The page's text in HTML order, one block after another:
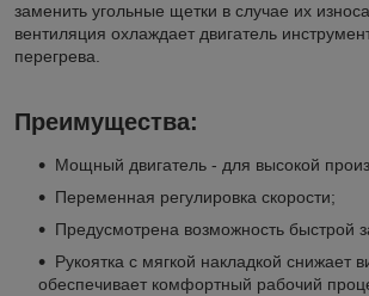
заменить угольные щетки в случае их
вентиляция охлаждает двигатель
перегрева.
Преимущества:
Мощный двигатель - для высокой
Переменная регулировка скорости;
Предусмотрена возможность быстрой
Рукоятка с мягкой накладкой снижает
обеспечивает комфортный рабочий